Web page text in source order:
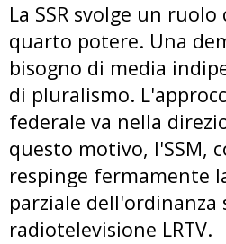
La SSR svolge un
quarto potere. Una
bisogno di media
di pluralismo.
federale va nella
questo motivo, l'SSM,
respinge fermamente
parziale dell'ordinanza
radiotelevisione LRTV.